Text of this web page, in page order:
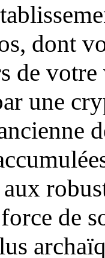
dont
de votre
une
de